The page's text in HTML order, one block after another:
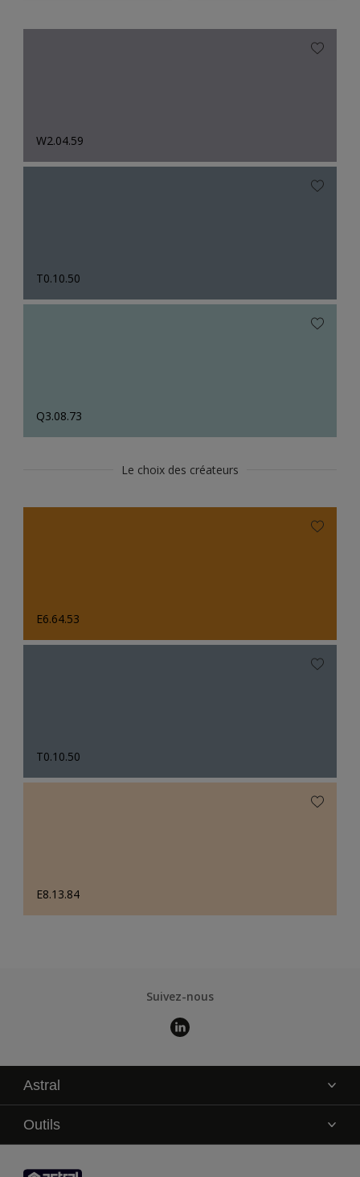
W2.04.59
T0.10.50
Q3.08.73
Le choix des créateurs
E6.64.53
T0.10.50
E8.13.84
Suivez-nous
Astral
La marque
Service technique
Contact
Outils